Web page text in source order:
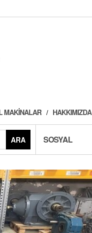
MAKINALAR HAKKIMIZDA
ARA SOSYAL